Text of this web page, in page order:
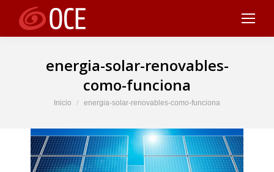
energia-solar-renovables-
como-funciona
Estás aquí:
Inicio energia-solar-renovables-como-funciona